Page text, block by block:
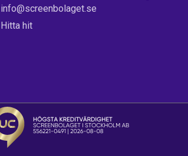
info@screenbolaget.se
Hitta hit